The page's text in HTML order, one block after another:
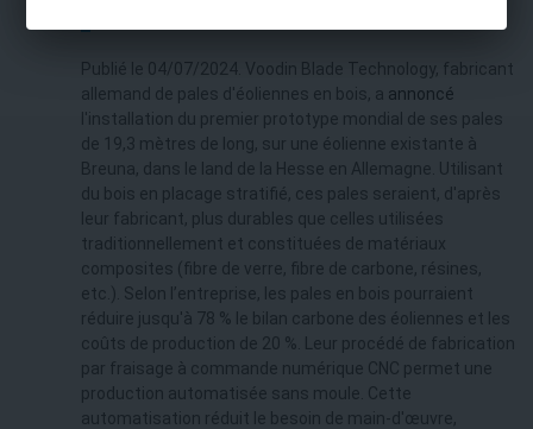
Publié le 04/07/2024. Voodin Blade Technology, fabricant
allemand de pales d'éoliennes en bois, a annoncé
l'installation du premier prototype mondial de ses pales
de 19,3 mètres de long, sur une éolienne existante à
Breuna, dans le land de la Hesse en Allemagne. Utilisant
du bois en placage stratifié, ces pales seraient, d'après
leur fabricant, plus durables que celles utilisées
traditionnellement et constituées de matériaux
composites (fibre de verre, fibre de carbone, résines,
etc.). Selon l’entreprise, les pales en bois pourraient
réduire jusqu'à 78 % le bilan carbone des éoliennes et les
coûts de production de 20 %. Leur procédé de fabrication
par fraisage à commande numérique CNC permet une
production automatisée sans moule. Cette
automatisation réduit le besoin de main-d'œuvre,